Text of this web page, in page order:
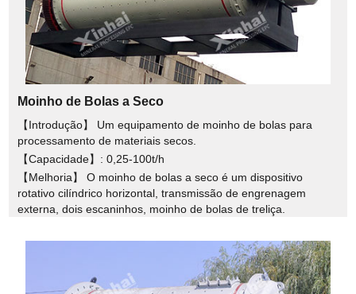
Moinho de Bolas a Seco
【Introdução】 Um equipamento de moinho de bolas para
processamento de materiais secos.
【Capacidade】: 0,25-100t/h
【Melhoria】 O moinho de bolas a seco é um dispositivo
rotativo cilíndrico horizontal, transmissão de engrenagem
externa, dois escaninhos, moinho de bolas de treliça.